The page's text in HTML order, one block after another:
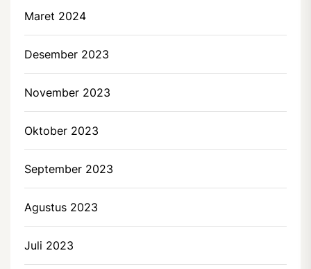
Maret 2024
Desember 2023
November 2023
Oktober 2023
September 2023
Agustus 2023
Juli 2023